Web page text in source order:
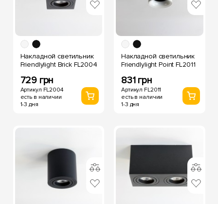
Накладной светильник
Friendlylight Brick FL2004
729 грн
Артикул FL2004
есть в наличии
1-3 дня
Накладной светильник
Friendlylight Point FL2011
831 грн
Артикул FL2011
есть в наличии
1-3 дня